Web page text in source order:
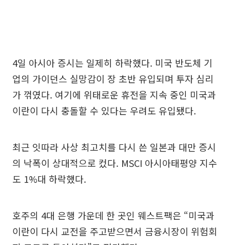
4일 아시아 증시는 일제히 하락했다. 미국 반도체 기
업의 가이던스 실망감이 장 초반 유입되며 투자 심리
가 꺾였다. 여기에 위태로운 휴전을 지속 중인 미국과
이란이 다시 충돌할 수 있다는 우려도 유입됐다.
최근 잇따라 사상 최고치를 다시 쓴 일본과 대만 증시
의 낙폭이 상대적으로 컸다. MSCI 아시아태평양 지수
도 1%대 하락했다.
호주의 4대 은행 가운데 한 곳인 웨스트팩은 “미국과
이란이 다시 교전을 주고받으면서 금융시장이 위험회